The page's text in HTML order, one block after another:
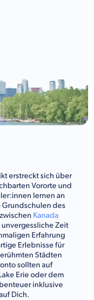
erstreckt sich über
Vororte und
lernen an
Grundschulen des
Kanada
Zeit
Erfahrung
Erlebnisse für
Städten
sollten auf
Erie oder dem
inklusive
Dich.